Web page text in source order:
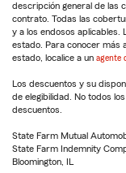
descripción general de las
contrato. Todas las
y a los endosos aplicables.
estado. Para conocer más
estado, localice a un agente
Los descuentos y su
de elegibilidad. No todos
descuentos.
State Farm Mutual
State Farm Indemnity
Bloomington, IL